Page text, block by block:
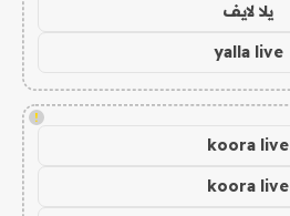
يلا لايف
yalla live
!
koora live
koora live